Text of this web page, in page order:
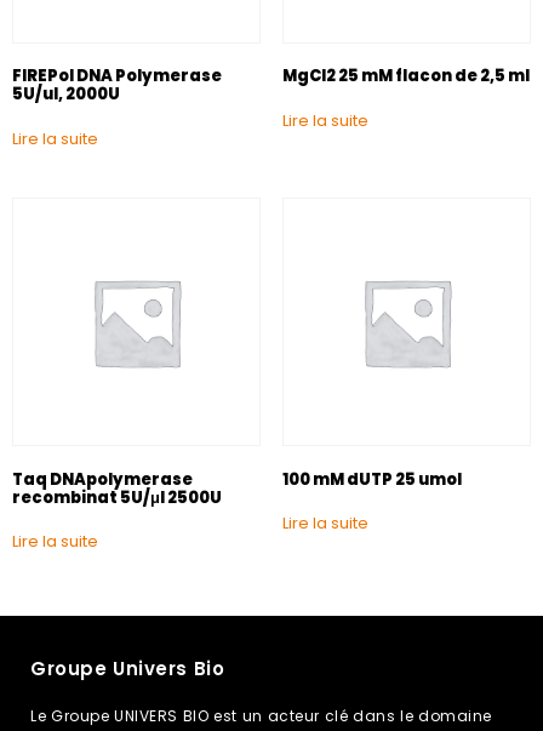
FIREPol DNA Polymerase
5U/ul, 2000U
Lire la suite
MgCl2 25 mM flacon de 2,5 ml
Lire la suite
Taq DNApolymerase
recombinat 5U/μl 2500U
Lire la suite
100 mM dUTP 25 umol
Lire la suite
Groupe Univers Bio
Le Groupe UNIVERS BIO est un acteur clé dans le domaine